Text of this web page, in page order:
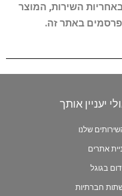
השירות, המוצר
באתר זה.
יעניין אותך
שלנו
אתרים
בגוגל
חברתיות